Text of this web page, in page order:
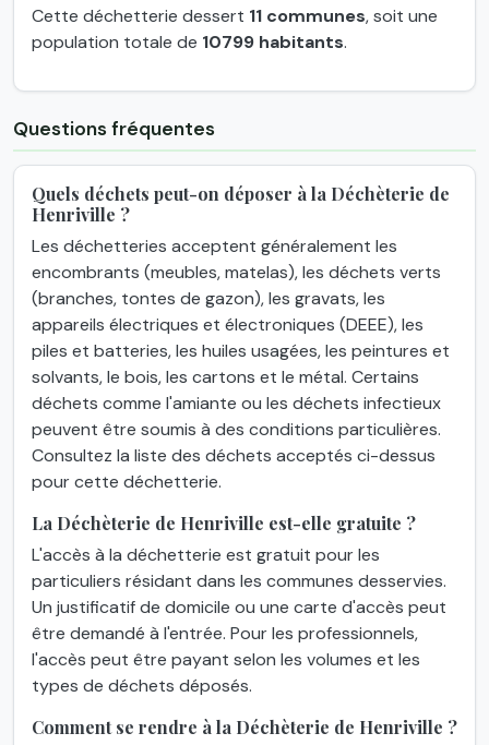
Cette déchetterie dessert 11 communes, soit une
population totale de 10799 habitants.
Questions fréquentes
Quels déchets peut-on déposer à la Déchèterie de
Henriville ?
Les déchetteries acceptent généralement les
encombrants (meubles, matelas), les déchets verts
(branches, tontes de gazon), les gravats, les
appareils électriques et électroniques (DEEE), les
piles et batteries, les huiles usagées, les peintures et
solvants, le bois, les cartons et le métal. Certains
déchets comme l'amiante ou les déchets infectieux
peuvent être soumis à des conditions particulières.
Consultez la liste des déchets acceptés ci-dessus
pour cette déchetterie.
La Déchèterie de Henriville est-elle gratuite ?
L'accès à la déchetterie est gratuit pour les
particuliers résidant dans les communes desservies.
Un justificatif de domicile ou une carte d'accès peut
être demandé à l'entrée. Pour les professionnels,
l'accès peut être payant selon les volumes et les
types de déchets déposés.
Comment se rendre à la Déchèterie de Henriville ?